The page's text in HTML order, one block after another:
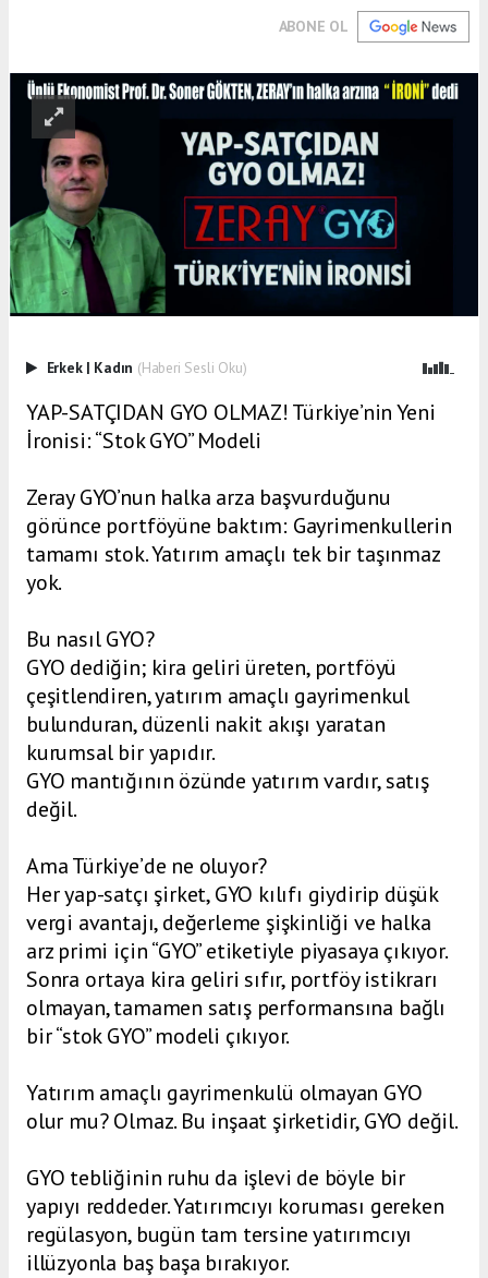
ABONE OL
Erkek | Kadın (Haberi Sesli Oku)
YAP-SATÇIDAN GYO OLMAZ! Türkiye’nin Yeni
İronisi: “Stok GYO” Modeli
Zeray GYO’nun halka arza başvurduğunu
görünce portföyüne baktım: Gayrimenkullerin
tamamı stok. Yatırım amaçlı tek bir taşınmaz
yok.
Bu nasıl GYO?
GYO dediğin; kira geliri üreten, portföyü
çeşitlendiren, yatırım amaçlı gayrimenkul
bulunduran, düzenli nakit akışı yaratan
kurumsal bir yapıdır.
GYO mantığının özünde yatırım vardır, satış
değil.
Ama Türkiye’de ne oluyor?
Her yap-satçı şirket, GYO kılıfı giydirip düşük
vergi avantajı, değerleme şişkinliği ve halka
arz primi için “GYO” etiketiyle piyasaya çıkıyor.
Sonra ortaya kira geliri sıfır, portföy istikrarı
olmayan, tamamen satış performansına bağlı
bir “stok GYO” modeli çıkıyor.
Yatırım amaçlı gayrimenkulü olmayan GYO
olur mu? Olmaz. Bu inşaat şirketidir, GYO değil.
GYO tebliğinin ruhu da işlevi de böyle bir
yapıyı reddeder. Yatırımcıyı koruması gereken
regülasyon, bugün tam tersine yatırımcıyı
illüzyonla baş başa bırakıyor.